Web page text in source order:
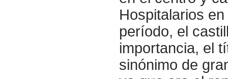
Hospitalarios
período, el
importancia, el
sinónimo de